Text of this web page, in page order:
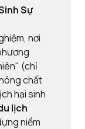
Sự
nơi
(chỉ
chất
hại sinh
lịch
niềm